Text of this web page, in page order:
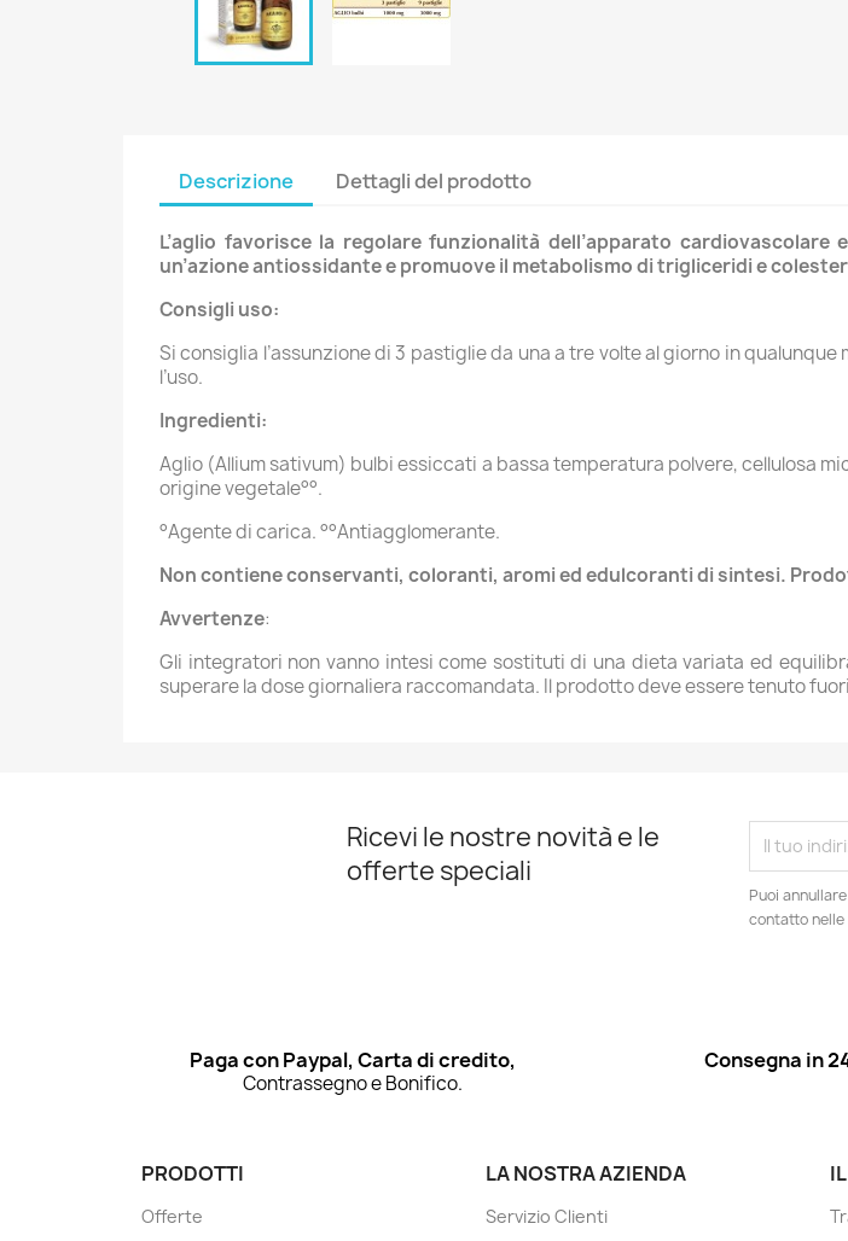
Descrizione Dettagli del prodotto
L’aglio favorisce la regolare funzionalità dell’apparato
un’azione antiossidante e promuove il metabolismo di trigliceridi e
Consigli uso:
Si consiglia l’assunzione di 3 pastiglie da una a tre volte al giorno in
l’uso.
Ingredienti:
Aglio (Allium sativum) bulbi essiccati a bassa temperatura polvere, cellulosa
origine vegetale°°.
°Agente di carica. °°Antiagglomerante.
Non contiene conservanti, coloranti, aromi ed edulcoranti di sintesi.
Avvertenze:
Gli integratori non vanno intesi come sostituti di una dieta variata ed
superare la dose giornaliera raccomandata. Il prodotto deve essere tenuto
Ricevi le nostre novità e le
offerte speciali
Puoi
contatto nelle
Paga con Paypal, Carta di credito,
Contrassegno e Bonifico.
Consegna in
PRODOTTI
Offerte
LA NOSTRA AZIENDA
Servizio Clienti